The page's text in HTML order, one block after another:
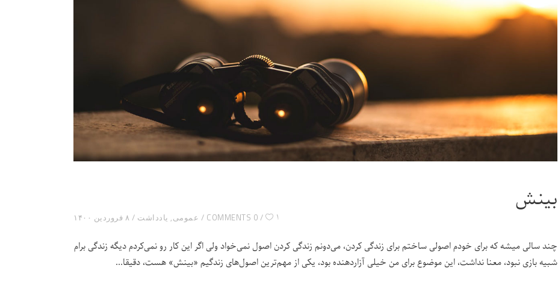
بینش
۸ فروردین ۱۴۰۰ عمومی, یادداشت 0 COMMENTS ۱
چند سالی میشه که برای خودم اصولی ساختم برای زندگی کردن، می‌دونم زندگی کردن اصول نمی‌خواد ولی اگر این کار رو نمی‌کردم دیگه زندگی برام
شبیه بازی نبود، معنا نداشت، این موضوع برای من خیلی آزاردهنده بود، یکی از مهم‌ترین اصول‌های زندگیم «بینش» هست، دقیقا